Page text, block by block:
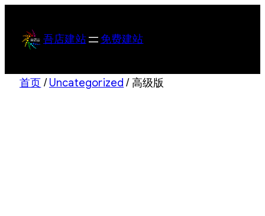
吾店建站 免费建站
首页 /Uncategorized / 高级版